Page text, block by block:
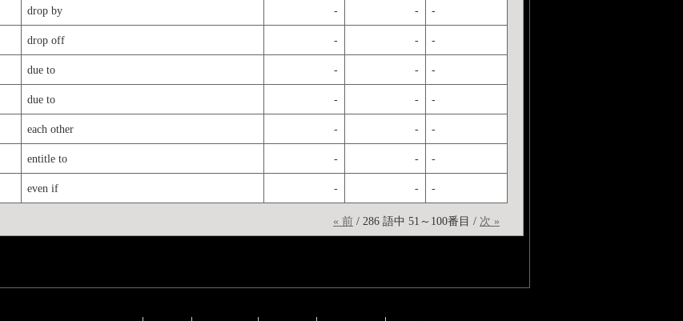
drop by - - -
drop off - - -
due to - - -
due to - - -
each other - - -
entitle to - - -
even if - - -
« 前 / 286 語中 51～100番目 / 次 »